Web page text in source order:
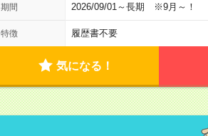
期間 2026/09/01～長期 ※9月～！
特徴 履歴書不要
気になる！